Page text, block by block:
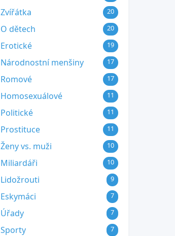
Zvířátka 20
O dětech 20
Erotické 19
Národnostní menšiny 17
Romové 17
Homosexuálové 11
Politické 11
Prostituce 11
Ženy vs. muži 10
Miliardáři 10
Lidožrouti 9
Eskymáci 7
Úřady 7
Sporty 7